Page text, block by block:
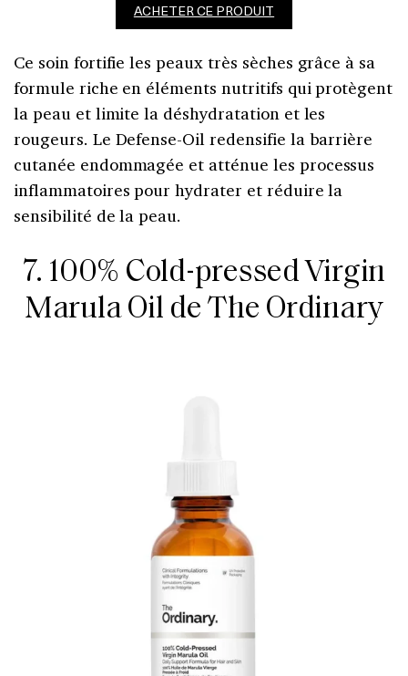
ACHETER CE PRODUIT
Ce soin fortifie les peaux très sèches grâce à sa
formule riche en éléments nutritifs qui protègent
la peau et limite la déshydratation et les
rougeurs. Le Defense-Oil redensifie la barrière
cutanée endommagée et atténue les processus
inflammatoires pour hydrater et réduire la
sensibilité de la peau.
7. 100% Cold-pressed Virgin
Marula Oil de The Ordinary